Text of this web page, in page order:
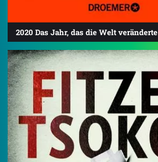
2020 Das Jahr, das die Welt veränderte